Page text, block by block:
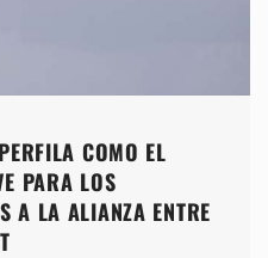
COMO EL
PARA LOS
A LA ALIANZA ENTRE